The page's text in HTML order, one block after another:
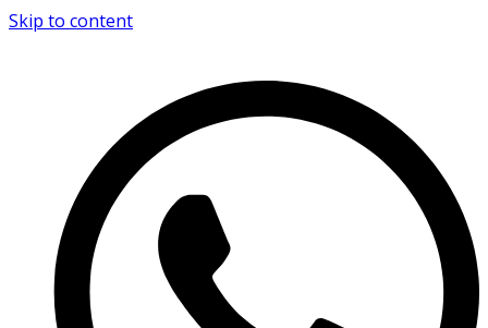
Skip to content